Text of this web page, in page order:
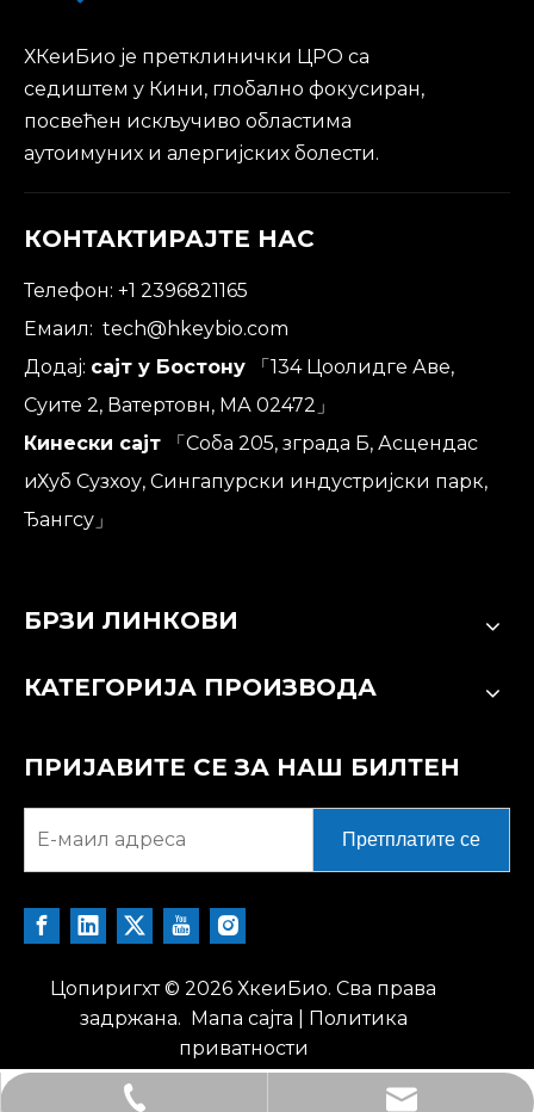
ХКеиБио је претклинички ЦРО са
седиштем у Кини, глобално фокусиран,
посвећен искључиво областима
аутоимуних и алергијских болести.
КОНТАКТИРАЈТЕ НАС
Телефон: +1 2396821165
Емаил: tech@hkeybio.com
Додај: сајт у Бостону
「134 Цоолидге Аве,
Суите 2, Ватертовн, МА 02472」
Кинески сајт
「Соба 205, зграда Б, Асцендас
иХуб Сузхоу, Сингапурски индустријски парк,
Ђангсу」
БРЗИ ЛИНКОВИ
КАТЕГОРИЈА ПРОИЗВОДА
ПРИЈАВИТЕ СЕ ЗА НАШ БИЛТЕН
Претплатите се
Цопиригхт © 2026 ХкеиБио. Сва права
задржана. Мапа сајта
Политика
приватности